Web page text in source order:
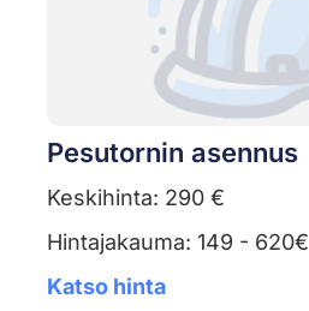
Pesutornin asennus
Keskihinta: 290 €
Hintajakauma: 149 - 620€
Katso hinta